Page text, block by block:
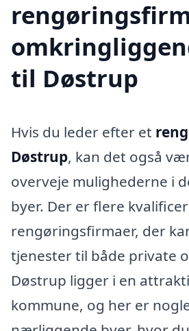
til Døstrup
Hvis du leder efter et
Døstrup, kan det også
overveje mulighederne i
byer. Der er flere
rengøringsfirmaer, der
tjenester til både private
Døstrup ligger i en
kommune, og her er